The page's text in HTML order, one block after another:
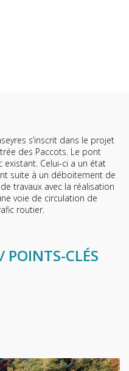
s’inscrit dans le projet
des Paccots. Le pont
existant. Celui-ci a un état
suite à un déboitement de
travaux avec la réalisation
voie de circulation de
routier.
POINTS-CLÉS